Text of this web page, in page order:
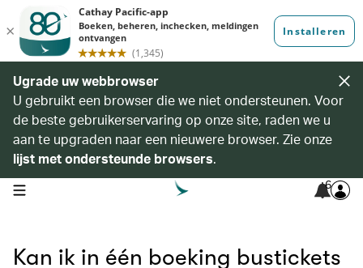
Ugrade uw webbrowser
U gebruikt een browser die we niet ondersteunen. Voor
de beste gebruikerservaring op onze site, raden we u
aan te upgraden naar een nieuwere browser. Zie onze
lijst met ondersteunde browsers.
open navigation menu 6
Kan ik in één boeking bustickets